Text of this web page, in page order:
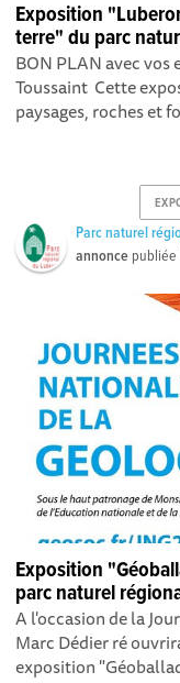
Exposition
terre" du parc
BON PLAN avec vos
Toussaint Cette
paysages, roches et
Parc naturel
annonce
Exposition
parc naturel
A l'occasion de la
Marc Dédier ré
exposition